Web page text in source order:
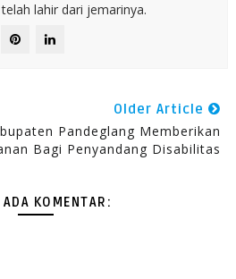
lahir dari jemarinya.
Older Article
Pandeglang Memberikan
Bagi Penyandang Disabilitas
KOMENTAR: